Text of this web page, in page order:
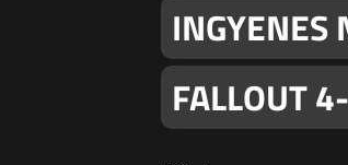
INGYENES
FALLOUT